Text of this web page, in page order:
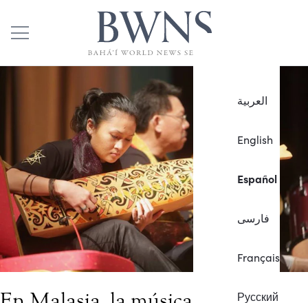
العربية
English
Español
فارسی
Français
Русский